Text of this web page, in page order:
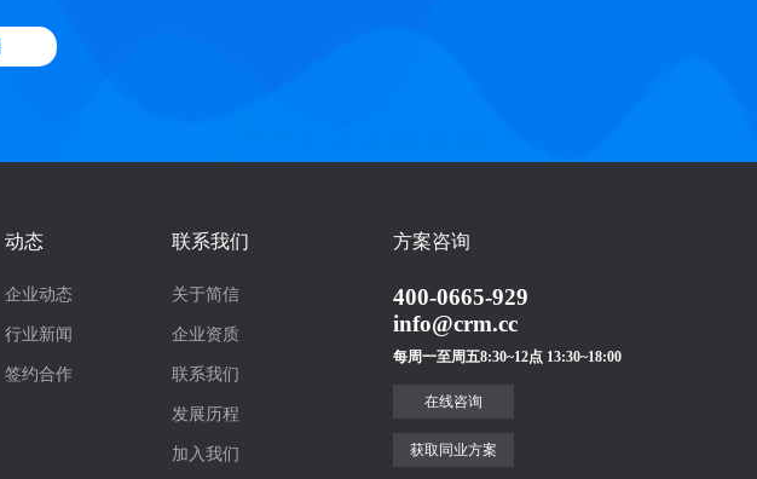
动态
企业动态
行业新闻
签约合作
联系我们
关于简信
企业资质
联系我们
发展历程
加入我们
方案咨询
400-0665-929
info@crm.cc
每周一至周五8:30~12点 13:30~18:00
在线咨询
获取同业方案